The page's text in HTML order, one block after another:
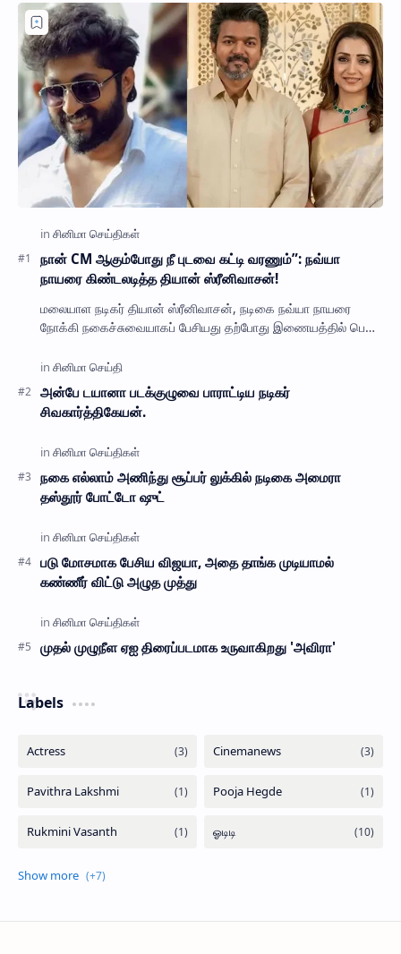
நான் CM ஆகும்போது நீ புடவை கட்டி வரணும்”: நவ்யா
நாயரை கிண்டலடித்த தியான் ஸ்ரீனிவாசன்!
மலையாள நடிகர் தியான் ஸ்ரீனிவாசன், நடிகை நவ்யா நாயரை
நோக்கி நகைச்சுவையாகப் பேசியது தற்போது இணையத்தில் பெரும்
அன்பே டயானா படக்குழுவை பாராட்டிய நடிகர்
சிவகார்த்திகேயன்.
நகை எல்லாம் அணிந்து சூப்பர் லுக்கில் நடிகை அமைரா
தஸ்தூர் போட்டோ ஷுட்
படு மோசமாக பேசிய விஜயா, அதை தாங்க முடியாமல்
கண்ணீர் விட்டு அழுத முத்து
முதல் முழுநீள ஏஐ திரைப்படமாக உருவாகிறது 'அவிரா'
Labels